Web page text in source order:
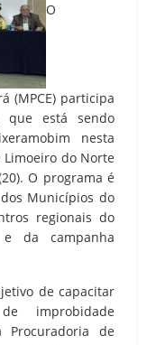
O
(MPCE) participa
que está sendo
nesta
Limoeiro do Norte
O programa é
Municípios do
regionais do
e da campanha
de capacitar
improbidade
Procuradoria de